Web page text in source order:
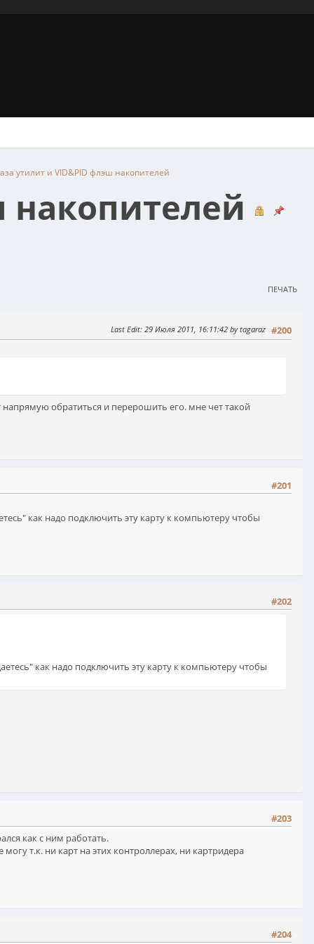
утилит и VID&PID флэш накопителей
накопителей
ПЕЧАТЬ
#200
Last Edit: 29 Июля 2011, 16:11:42 by tagaraz
обратиться и перерошить его. мне чет такой
#201
как надо подключить эту карту к компьютеру чтобы
#202
как надо подключить эту карту к компьютеру чтобы
#203
как с ним работать.
т.к. ни карт на этих контроллерах, ни картридера
#204